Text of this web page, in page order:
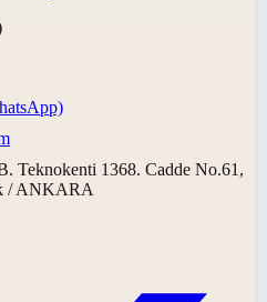
Teknokenti 1368. Cadde No.61,
/ ANKARA